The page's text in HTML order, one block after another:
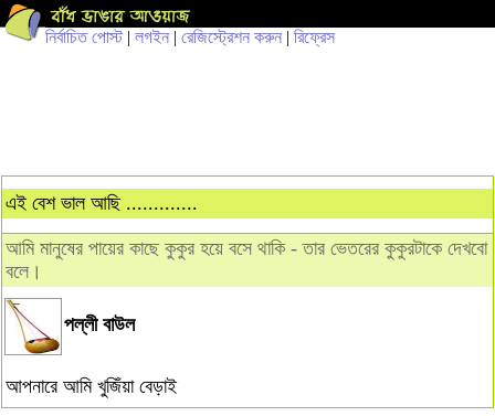
নির্বাচিত পোস্ট| লগইন | রেজিস্ট্রেশন করুন | রিফ্রেস
এই বেশ ভাল আছি .............
আমি মানুষের পায়ের কাছে কুকুর হয়ে বসে থাকি - তার ভেতরের কুকুরটাকে দেখবো
বলে।
পল্লী বাউল
আপনারে আমি খুজিঁয়া বেড়াই